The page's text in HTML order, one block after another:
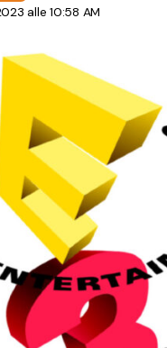
alle 10:58 AM